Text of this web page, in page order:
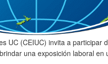
UC (CEIUC) invita a
una exposición laboral